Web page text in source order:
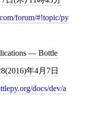
forum/#!topic/py
— Bottle
年4月7日
docs/dev/a